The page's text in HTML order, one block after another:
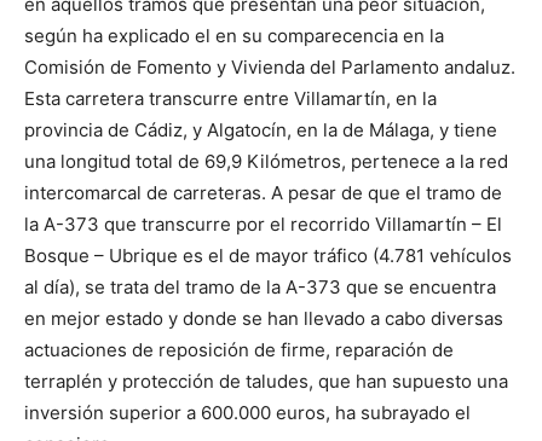
según ha explicado el en su comparecencia en la
Comisión de Fomento y Vivienda del Parlamento andaluz.
Esta carretera transcurre entre Villamartín, en la
provincia de Cádiz, y Algatocín, en la de Málaga, y tiene
una longitud total de 69,9 Kilómetros, pertenece a la red
intercomarcal de carreteras. A pesar de que el tramo de
la A-373 que transcurre por el recorrido Villamartín – El
Bosque – Ubrique es el de mayor tráfico (4.781 vehículos
al día), se trata del tramo de la A-373 que se encuentra
en mejor estado y donde se han llevado a cabo diversas
actuaciones de reposición de firme, reparación de
terraplén y protección de taludes, que han supuesto una
inversión superior a 600.000 euros, ha subrayado el